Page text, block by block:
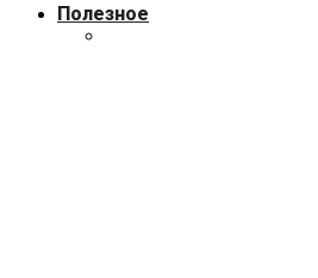
Полезное